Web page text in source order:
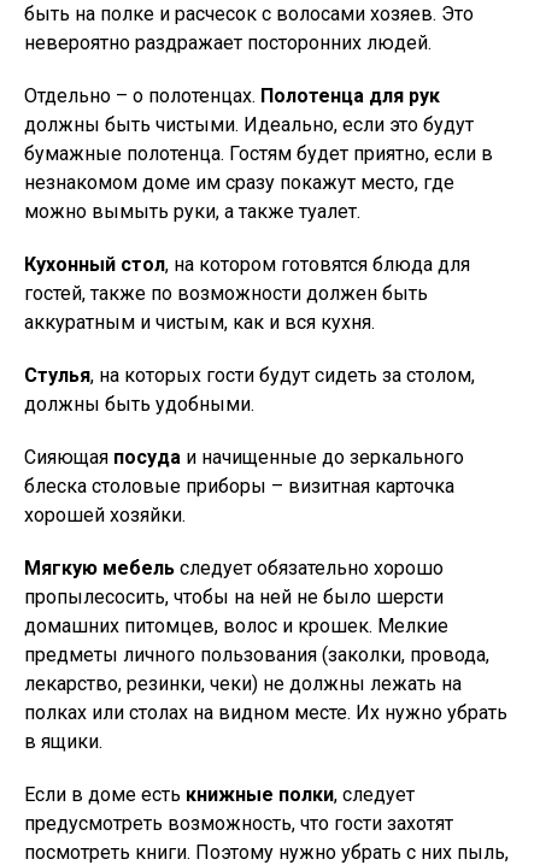
быть на полке и расчесок с волосами хозяев. Это
невероятно раздражает посторонних людей.
Отдельно – о полотенцах. Полотенца для рук
должны быть чистыми. Идеально, если это будут
бумажные полотенца. Гостям будет приятно, если в
незнакомом доме им сразу покажут место, где
можно вымыть руки, а также туалет.
Кухонный стол, на котором готовятся блюда для
гостей, также по возможности должен быть
аккуратным и чистым, как и вся кухня.
Стулья, на которых гости будут сидеть за столом,
должны быть удобными.
Сияющая посуда и начищенные до зеркального
блеска столовые приборы – визитная карточка
хорошей хозяйки.
Мягкую мебель следует обязательно хорошо
пропылесосить, чтобы на ней не было шерсти
домашних питомцев, волос и крошек. Мелкие
предметы личного пользования (заколки, провода,
лекарство, резинки, чеки) не должны лежать на
полках или столах на видном месте. Их нужно убрать
в ящики.
Если в доме есть книжные полки, следует
предусмотреть возможность, что гости захотят
посмотреть книги. Поэтому нужно убрать с них пыль,